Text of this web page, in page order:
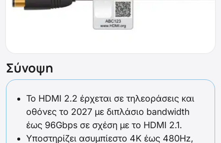
Σύνοψη
Το HDMI 2.2 έρχεται σε τηλεοράσεις και
οθόνες το 2027 με διπλάσιο bandwidth
έως 96Gbps σε σχέση με το HDMI 2.1.
Υποστηρίζει ασυμπίεστο 4K έως 480Hz,